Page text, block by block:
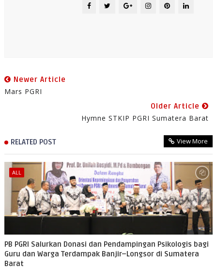
Newer Article
Mars PGRI
Older Article
Hymne STKIP PGRI Sumatera Barat
RELATED POST View More
ALL
PB PGRI Salurkan Donasi dan Pendampingan Psikologis bagi
Guru dan Warga Terdampak Banjir–Longsor di Sumatera
Barat